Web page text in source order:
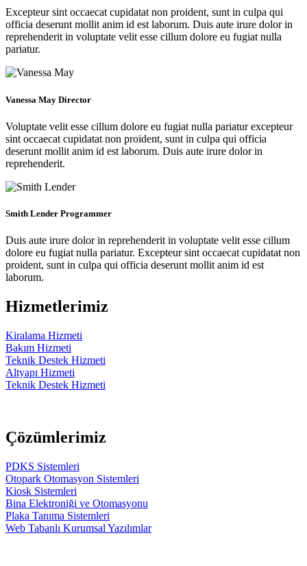
Excepteur sint occaecat cupidatat non proident, sunt in culpa qui
officia deserunt mollit anim id est laborum. Duis aute irure dolor in
reprehenderit in voluptate velit esse cillum dolore eu fugiat nulla
pariatur.
Vanessa May Director
Voluptate velit esse cillum dolore eu fugiat nulla pariatur excepteur
sint occaecat cupidatat non proident, sunt in culpa qui officia
deserunt mollit anim id est laborum. Duis aute irure dolor in
reprehenderit.
Smith Lender Programmer
Duis aute irure dolor in reprehenderit in voluptate velit esse cillum
dolore eu fugiat nulla pariatur. Excepteur sint occaecat cupidatat non
proident, sunt in culpa qui officia deserunt mollit anim id est
laborum.
Hizmetlerimiz
Kiralama Hizmeti
Bakım Hizmeti
Teknik Destek Hizmeti
Altyapı Hizmeti
Teknik Destek Hizmeti
Çözümlerimiz
PDKS Sistemleri
Otopark Otomasyon Sistemleri
Kiosk Sistemleri
Bina Elektroniği ve Otomasyonu
Plaka Tanıma Sistemleri
Web Tabanlı Kurumsal Yazılımlar